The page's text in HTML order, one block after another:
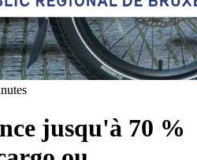
jusqu'à 70 %